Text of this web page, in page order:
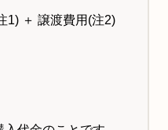
1) ＋ 譲渡費用(注2)